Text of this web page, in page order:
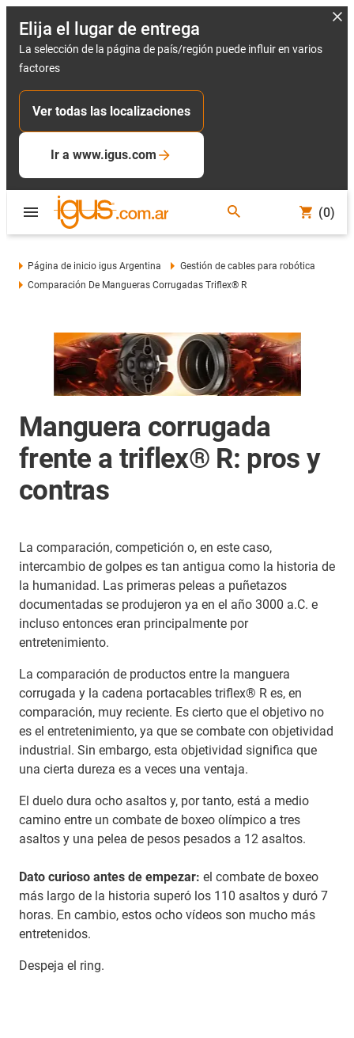
Elija el lugar de entrega
La selección de la página de país/región puede influir en varios
factores
Ver todas las localizaciones
Ir a www.igus.com
(0)
Página de inicio igus Argentina
Gestión de cables para robótica
Comparación De Mangueras Corrugadas Triflex® R
Manguera corrugada
frente a triflex® R: pros y
contras
La comparación, competición o, en este caso,
intercambio de golpes es tan antigua como la historia de
la humanidad. Las primeras peleas a puñetazos
documentadas se produjeron ya en el año 3000 a.C. e
incluso entonces eran principalmente por
entretenimiento.
La comparación de productos entre la manguera
corrugada y la cadena portacables triflex® R es, en
comparación, muy reciente. Es cierto que el objetivo no
es el entretenimiento, ya que se combate con objetividad
industrial. Sin embargo, esta objetividad significa que
una cierta dureza es a veces una ventaja.
El duelo dura ocho asaltos y, por tanto, está a medio
camino entre un combate de boxeo olímpico a tres
asaltos y una pelea de pesos pesados a 12 asaltos.
Dato curioso antes de empezar: el combate de boxeo
más largo de la historia superó los 110 asaltos y duró 7
horas. En cambio, estos ocho vídeos son mucho más
entretenidos.
Despeja el ring.